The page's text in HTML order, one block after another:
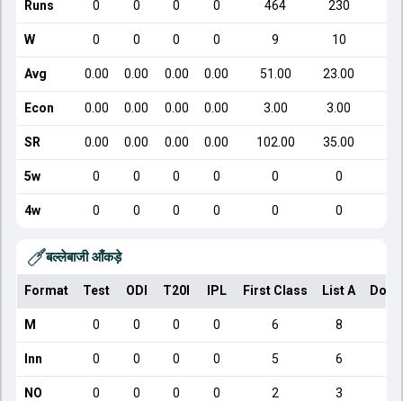
Runs 0 0 0 0 464 230
W 0 0 0 0 9 10
Avg 0.00 0.00 0.00 0.00 51.00 23.00
Econ 0.00 0.00 0.00 0.00 3.00 3.00
SR 0.00 0.00 0.00 0.00 102.00 35.00
5w 0 0 0 0 0 0
4w 0 0 0 0 0 0
बल्लेबाजी आँकड़े
Format Test ODI T20I IPL First Class List A
M 0 0 0 0 6 8
Inn 0 0 0 0 5 6
NO 0 0 0 0 2 3